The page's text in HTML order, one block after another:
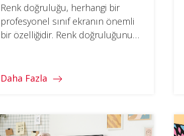
Renk doğruluğu, herhangi bir
profesyonel sınıf ekranın önemli
bir özelliğidir. Renk doğruluğunun
hakkında daha fazla bilgi edinin.
Daha Fazla